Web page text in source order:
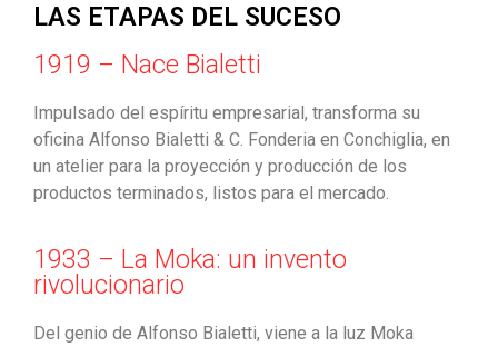
LAS ETAPAS DEL SUCESO
1919 – Nace Bialetti
Impulsado del espíritu empresarial, transforma su
oficina Alfonso Bialetti & C. Fonderia en Conchiglia, en
un atelier para la proyección y producción de los
productos terminados, listos para el mercado.
1933 – La Moka: un invento
rivolucionario
Del genio de Alfonso Bialetti, viene a la luz Moka